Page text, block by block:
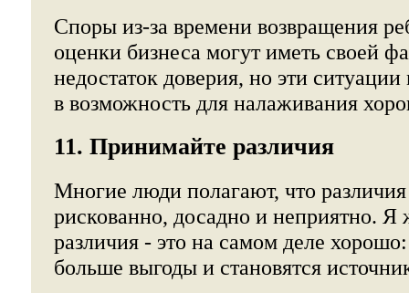
Споры из-за времени возвращения
оценки бизнеса могут иметь своей
недостаток доверия, но эти
в возможность для налаживания
11. Принимайте различия
Многие люди полагают, что различия
рискованно, досадно и неприятно. Я
различия - это на самом деле
больше выгоды и становятся